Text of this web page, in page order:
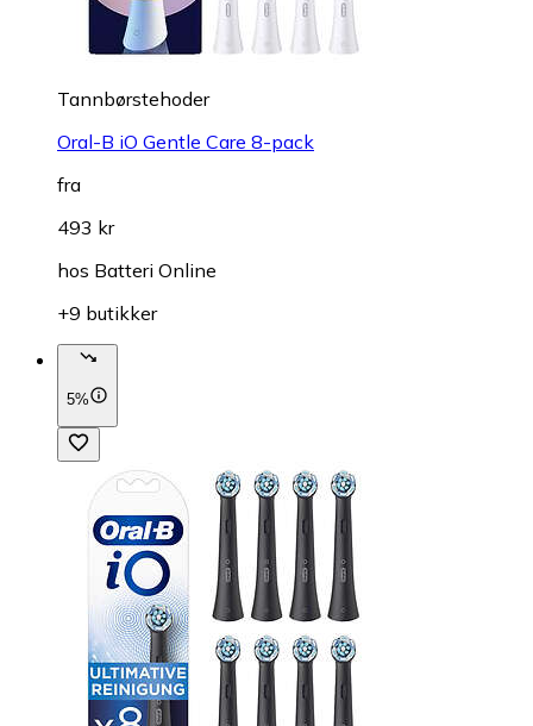
Tannbørstehoder
Oral-B iO Gentle Care 8-pack
fra
493 kr
hos Batteri Online
+9 butikker
5%